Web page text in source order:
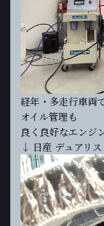
経年・多走行車両
オイル管理も
良く良好なエンジン
↓ 日産 デュアリ